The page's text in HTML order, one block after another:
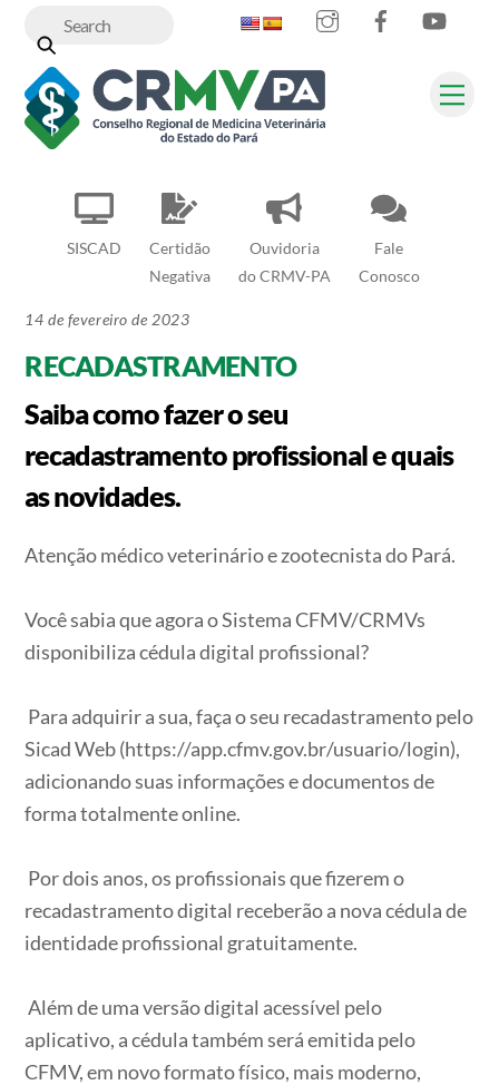
content
SISCAD
Certidão
Negativa
Ouvidoria
do CRMV-PA
Fale
Conosco
InstagramFacebook
14 de fevereiro de 2023
RECADASTRAMENTO
Saiba como fazer o seu
recadastramento profissional e quais
as novidades.
Atenção médico veterinário e zootecnista do Pará.
Você sabia que agora o Sistema CFMV/CRMVs
disponibiliza cédula digital profissional?
Para adquirir a sua, faça o seu recadastramento pelo
Sicad Web (https://app.cfmv.gov.br/usuario/login),
adicionando suas informações e documentos de
forma totalmente online.
Por dois anos, os profissionais que fizerem o
recadastramento digital receberão a nova cédula de
identidade profissional gratuitamente.
Além de uma versão digital acessível pelo
aplicativo, a cédula também será emitida pelo
CFMV, em novo formato físico, mais moderno,